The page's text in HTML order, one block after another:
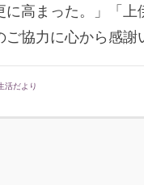
に高まった。」「
協力に心から感謝
活だより